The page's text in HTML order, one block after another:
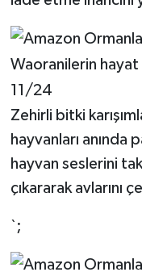
11/24
Zehirli bitki
hayvanları
hayvan seslerini
çıkararak avlarını
`;